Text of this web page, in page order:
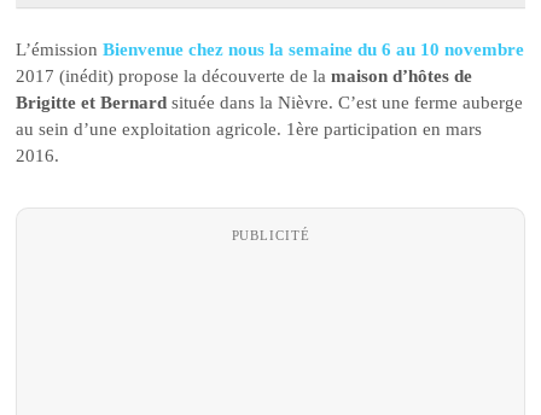
L’émissionBienvenue chez nous la semaine du 6 au 10 novembre
2017 (inédit) propose la découverte de lamaison d’hôtes de
Brigitte et Bernardsituée dans la Nièvre. C’est une ferme auberge
au sein d’une exploitation agricole. 1ère participation en mars
2016.
PUBLICITÉ